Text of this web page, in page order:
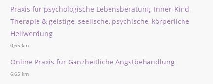
Praxis für psychologische Lebensberatung, Inner-Kind-
Therapie & geistige, seelische, psychische, körperliche
Heilwerdung
0,65 km
Online Praxis für Ganzheitliche Angstbehandlung
6,65 km